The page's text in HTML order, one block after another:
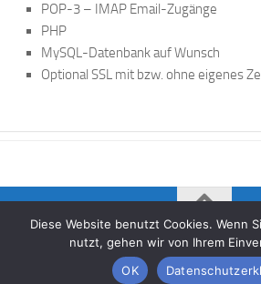
POP-3 – IMAP Email-Zugänge
PHP
MySQL-Datenbank auf Wunsch
Optional SSL mit bzw. ohne eigenes
Büroservice Claus Ullrich © 2026. Alle
Diese Website benutzt Cookies. Wenn
nutzt, gehen wir von Ihrem
OK